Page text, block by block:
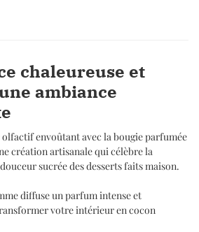
chaleureuse et
ambiance
envoûtant avec la bougie parfumée
création artisanale qui célèbre la
sucrée des desserts faits maison.
diffuse un parfum intense et
votre intérieur en cocon